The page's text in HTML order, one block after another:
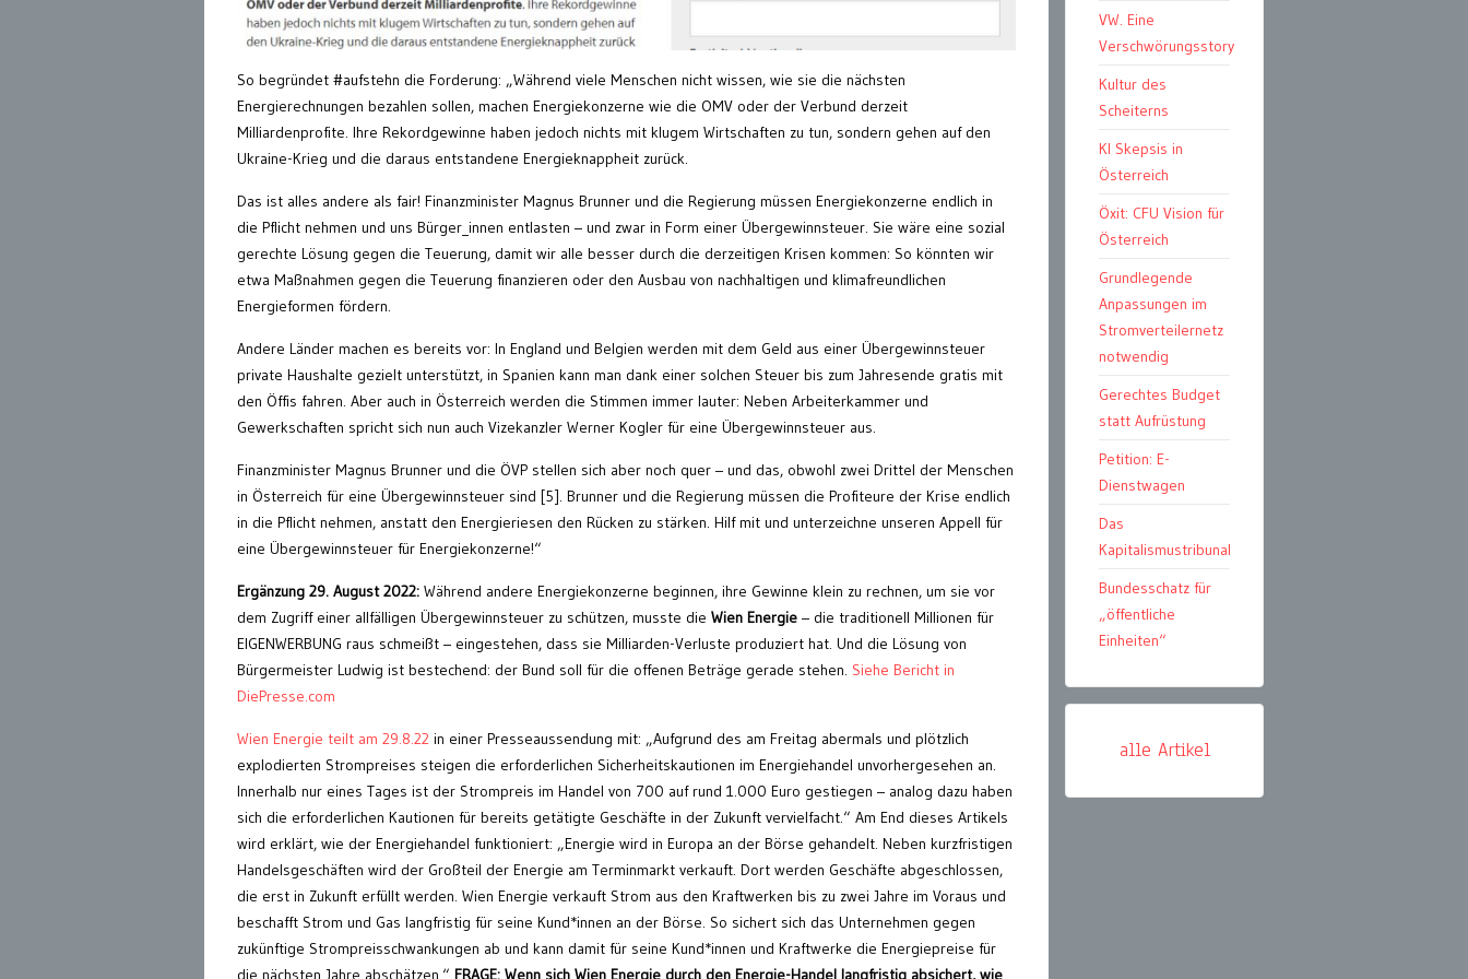
So begründet #aufstehn die Forderung: „Während viele Menschen nicht wissen, wie sie die nächsten
Energierechnungen bezahlen sollen, machen Energiekonzerne wie die OMV oder der Verbund derzeit
Milliardenprofite. Ihre Rekordgewinne haben jedoch nichts mit klugem Wirtschaften zu tun, sondern gehen auf den
Ukraine-Krieg und die daraus entstandene Energieknappheit zurück.
Das ist alles andere als fair! Finanzminister Magnus Brunner und die Regierung müssen Energiekonzerne endlich in
die Pflicht nehmen und uns Bürger_innen entlasten – und zwar in Form einer Übergewinnsteuer. Sie wäre eine sozial
gerechte Lösung gegen die Teuerung, damit wir alle besser durch die derzeitigen Krisen kommen: So könnten wir
etwa Maßnahmen gegen die Teuerung finanzieren oder den Ausbau von nachhaltigen und klimafreundlichen
Energieformen fördern.
Andere Länder machen es bereits vor: In England und Belgien werden mit dem Geld aus einer Übergewinnsteuer
private Haushalte gezielt unterstützt, in Spanien kann man dank einer solchen Steuer bis zum Jahresende gratis mit
den Öffis fahren. Aber auch in Österreich werden die Stimmen immer lauter: Neben Arbeiterkammer und
Gewerkschaften spricht sich nun auch Vizekanzler Werner Kogler für eine Übergewinnsteuer aus.
Finanzminister Magnus Brunner und die ÖVP stellen sich aber noch quer – und das, obwohl zwei Drittel der Menschen
in Österreich für eine Übergewinnsteuer sind [5]. Brunner und die Regierung müssen die Profiteure der Krise endlich
in die Pflicht nehmen, anstatt den Energieriesen den Rücken zu stärken. Hilf mit und unterzeichne unseren Appell für
eine Übergewinnsteuer für Energiekonzerne!“
Ergänzung 29. August 2022: Während andere Energiekonzerne beginnen, ihre Gewinne klein zu rechnen, um sie vor
dem Zugriff einer allfälligen Übergewinnsteuer zu schützen, musste die Wien Energie – die traditionell Millionen für
EIGENWERBUNG raus schmeißt – eingestehen, dass sie Milliarden-Verluste produziert hat. Und die Lösung von
Bürgermeister Ludwig ist bestechend: der Bund soll für die offenen Beträge gerade stehen. Siehe Bericht in
DiePresse.com
Wien Energie teilt am 29.8.22 in einer Presseaussendung mit: „Aufgrund des am Freitag abermals und plötzlich
explodierten Strompreises steigen die erforderlichen Sicherheitskautionen im Energiehandel unvorhergesehen an.
Innerhalb nur eines Tages ist der Strompreis im Handel von 700 auf rund 1.000 Euro gestiegen – analog dazu haben
sich die erforderlichen Kautionen für bereits getätigte Geschäfte in der Zukunft vervielfacht.“ Am End dieses Artikels
wird erklärt, wie der Energiehandel funktioniert: „Energie wird in Europa an der Börse gehandelt. Neben kurzfristigen
Handelsgeschäften wird der Großteil der Energie am Terminmarkt verkauft. Dort werden Geschäfte abgeschlossen,
die erst in Zukunft erfüllt werden. Wien Energie verkauft Strom aus den Kraftwerken bis zu zwei Jahre im Voraus und
beschafft Strom und Gas langfristig für seine Kund*innen an der Börse. So sichert sich das Unternehmen gegen
zukünftige Strompreisschwankungen ab und kann damit für seine Kund*innen und Kraftwerke die Energiepreise für
die nächsten Jahre abschätzen.“ FRAGE: Wenn sich Wien Energie durch den Energie-Handel langfristig absichert, wie
VW. Eine
Verschwörungsstory
Kultur des
Scheiterns
KI Skepsis in
Österreich
Öxit: CFU Vision für
Österreich
Grundlegende
Anpassungen im
Stromverteilernetz
notwendig
Gerechtes Budget
statt Aufrüstung
Petition: E-
Dienstwagen
Das
Kapitalismustribunal
Bundesschatz für
„öffentliche
Einheiten“
alle Artikel